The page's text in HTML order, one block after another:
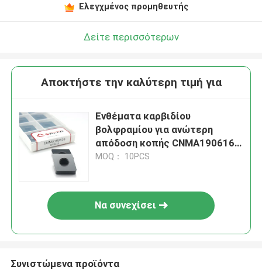
Ελεγχμένος προμηθευτής
Δείτε περισσότερων
Αποκτήστε την καλύτερη τιμή για
Ενθέματα καρβιδίου
βολφραμίου για ανώτερη
απόδοση κοπής CNMA190616
CNMA
MOQ： 10PCS
Να συνεχίσει
Συνιστώμενα προϊόντα